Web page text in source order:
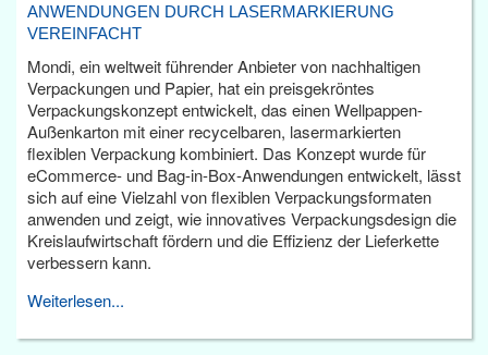
ANWENDUNGEN DURCH LASERMARKIERUNG
VEREINFACHT
Mondi, ein weltweit führender Anbieter von nachhaltigen
Verpackungen und Papier, hat ein preisgekröntes
Verpackungskonzept entwickelt, das einen Wellpappen-
Außenkarton mit einer recycelbaren, lasermarkierten
flexiblen Verpackung kombiniert. Das Konzept wurde für
eCommerce- und Bag-in-Box-Anwendungen entwickelt, lässt
sich auf eine Vielzahl von flexiblen Verpackungsformaten
anwenden und zeigt, wie innovatives Verpackungsdesign die
Kreislaufwirtschaft fördern und die Effizienz der Lieferkette
verbessern kann.
Weiterlesen...